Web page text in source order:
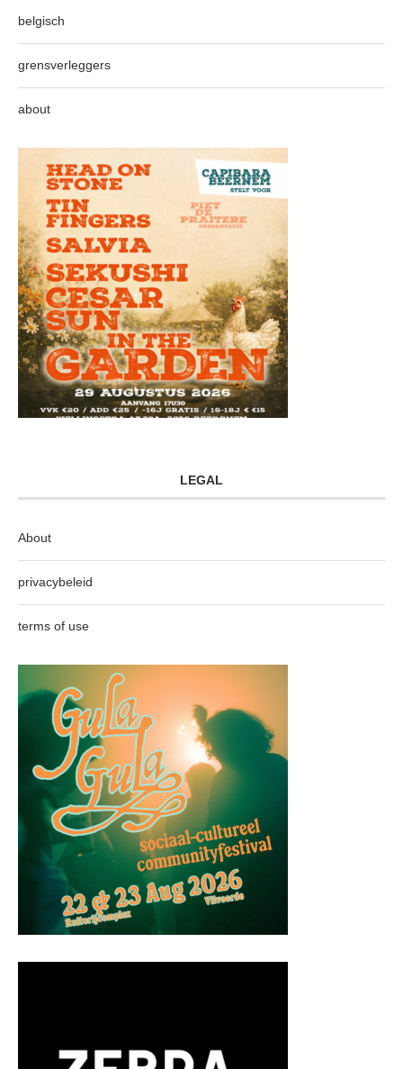
belgisch
grensverleggers
about
LEGAL
About
privacybeleid
terms of use